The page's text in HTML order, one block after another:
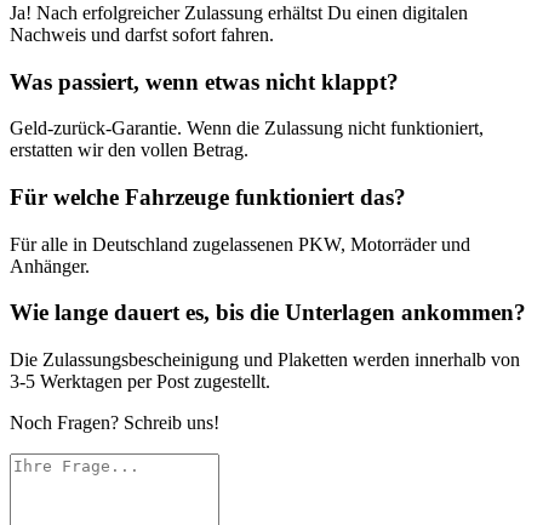
Ja! Nach erfolgreicher Zulassung erhältst Du einen digitalen
Nachweis und darfst sofort fahren.
Was passiert, wenn etwas nicht klappt?
Geld-zurück-Garantie. Wenn die Zulassung nicht funktioniert,
erstatten wir den vollen Betrag.
Für welche Fahrzeuge funktioniert das?
Für alle in Deutschland zugelassenen PKW, Motorräder und
Anhänger.
Wie lange dauert es, bis die Unterlagen ankommen?
Die Zulassungsbescheinigung und Plaketten werden innerhalb von
3-5 Werktagen per Post zugestellt.
Noch Fragen? Schreib uns!